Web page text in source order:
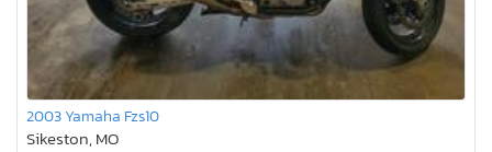
2003 Yamaha Fzs10
Sikeston, MO